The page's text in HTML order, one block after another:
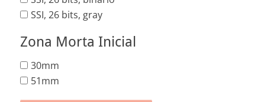
SSI, 26 bits, gray
Zona Morta Inicial
30mm
51mm